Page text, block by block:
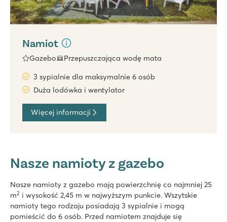
Namiot
Gazebo Przepuszczająca wodę mata
3 sypialnie dla maksymalnie 6 osób
Duża lodówka i wentylator
Więcej informacji
Nasze namioty z gazebo
Nasze namioty z gazebo mają powierzchnię co najmniej 25
m2 i wysokość 2,45 m w najwyższym punkcie. Wszytskie
namioty tego rodzaju posiadają 3 sypialnie i mogą
pomieścić do 6 osób. Przed namiotem znajduje się